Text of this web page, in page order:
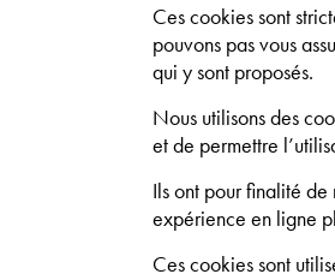
Ces cookies sont
pouvons pas vous
qui y sont proposés.
Nous utilisons des
et de permettre
Ils ont pour finalité
expérience en ligne
Ces cookies sont